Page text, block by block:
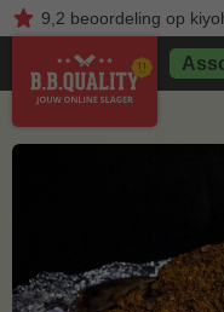
9,2 beoordelingop